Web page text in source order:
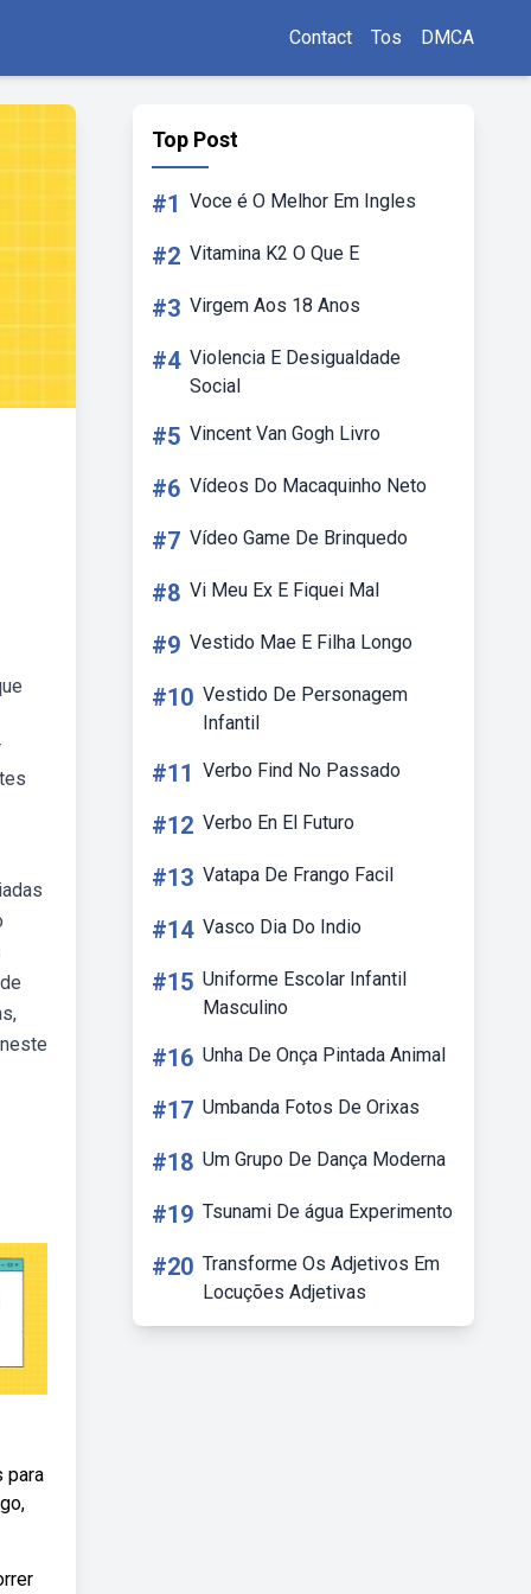
Contact Tos DMCA
para
Top Post
#1 Voce é O Melhor Em Ingles
#2 Vitamina K2 O Que E
#3 Virgem Aos 18 Anos
#4 Violencia E Desigualdade
Social
#5 Vincent Van Gogh Livro
#6 Vídeos Do Macaquinho Neto
#7 Vídeo Game De Brinquedo
#8 Vi Meu Ex E Fiquei Mal
#9 Vestido Mae E Filha Longo
#10 Vestido De Personagem
Infantil
#11 Verbo Find No Passado
#12 Verbo En El Futuro
#13 Vatapa De Frango Facil
#14 Vasco Dia Do Indio
#15 Uniforme Escolar Infantil
Masculino
#16 Unha De Onça Pintada Animal
#17 Umbanda Fotos De Orixas
#18 Um Grupo De Dança Moderna
#19 Tsunami De água Experimento
#20 Transforme Os Adjetivos Em
Locuções Adjetivas